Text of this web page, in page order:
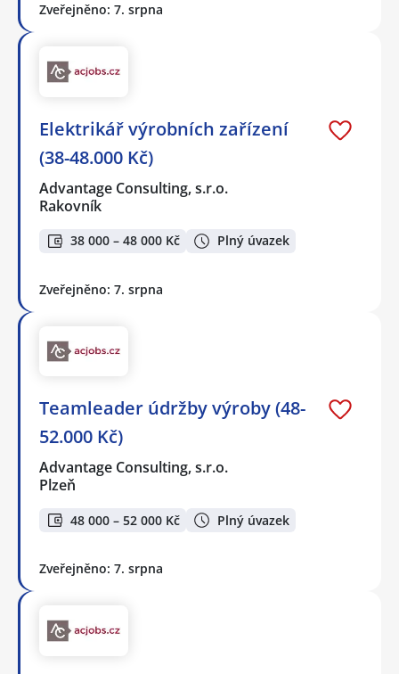
Zveřejněno: 7. srpna
Elektrikář výrobních zařízení
(38-48.000 Kč)
Advantage Consulting, s.r.o.
Rakovník
38 000 – 48 000 Kč Plný úvazek
Zveřejněno: 7. srpna
Teamleader údržby výroby (48-
52.000 Kč)
Advantage Consulting, s.r.o.
Plzeň
48 000 – 52 000 Kč Plný úvazek
Zveřejněno: 7. srpna